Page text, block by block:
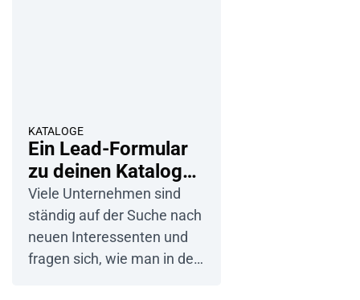
KATALOGE
Ein Lead-Formular
zu deinen Katalogen
hinzufügen: Best
Practices
Viele Unternehmen sind
ständig auf der Suche nach
neuen Interessenten und
fragen sich, wie man in der